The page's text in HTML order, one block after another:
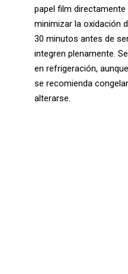
papel film
minimizar la oxidación
30 minutos antes de
integren plenamente.
en refrigeración,
se recomienda
alterarse.